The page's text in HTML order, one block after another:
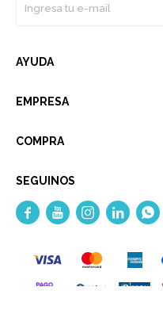
AYUDA
EMPRESA
COMPRA
SEGUINOS
    